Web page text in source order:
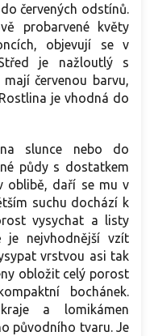
červených odstínů.
probarvené květy
objevují se v
je nažloutlý s
červenou barvu,
je vhodná do
slunce nebo do
půdy s dostatkem
oblibě, daří se mu v
suchu dochází k
vysychat a listy
je nejvhodnější vzít
vrstvou asi tak
obložit celý porost
bochánek.
a lomikámen
původního tvaru. Je